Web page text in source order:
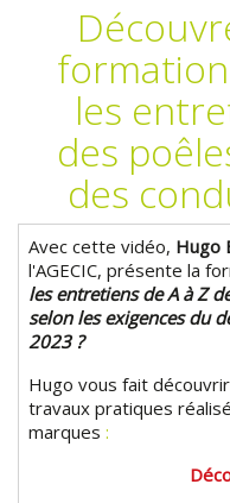
formation
les
des
des
Avec cette vidéo, Hugo
l'AGECIC, présente la
les entretiens de A à Z
selon les exigences du
2023 ?
Hugo vous fait
travaux pratiques
marques: